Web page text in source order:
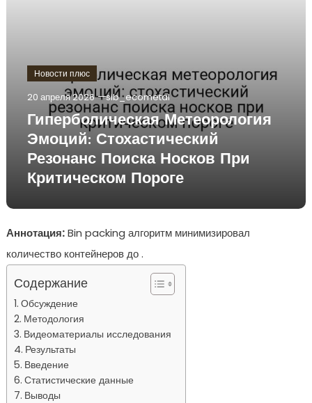
Новости плюс
20 апреля 2026 sib_ecometal
Гиперболическая Метеорология
Эмоций: Стохастический
Резонанс Поиска Носков При
Критическом Пороге
Аннотация:Bin packing алгоритм минимизировал
количество контейнеров до .
Содержание
Обсуждение
Методология
Видеоматериалы исследования
Результаты
Введение
Статистические данные
Выводы